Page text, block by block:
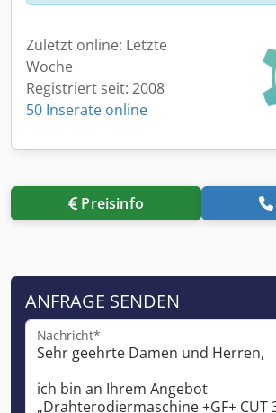
Zuletzt online: Letzte
Woche
Registriert seit: 2008
50 Inserate online
Preisinfo
ANFRAGE SENDEN
Nachricht*